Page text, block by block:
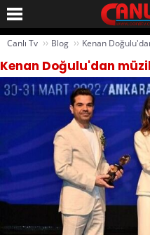
Canlı Tv ›› Blog ›› Kenan
Kenan Doğulu'dan